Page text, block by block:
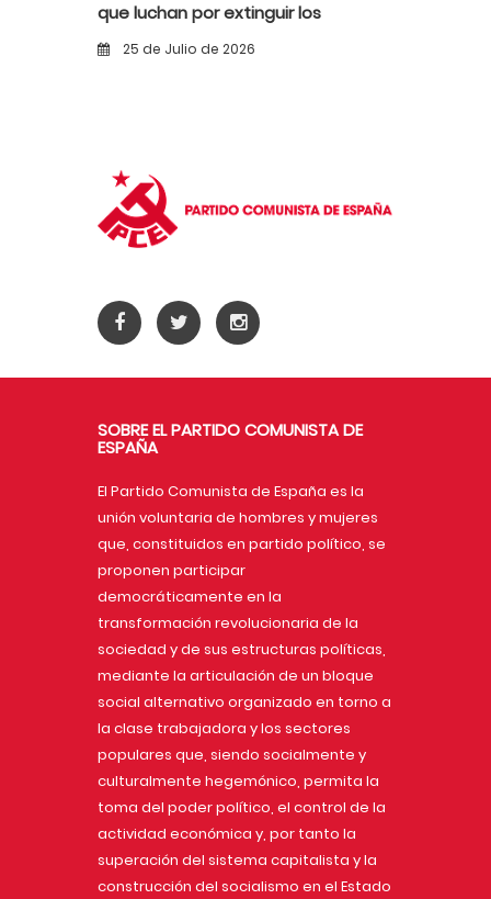
que luchan por extinguir los
incendios
25 de Julio de 2026
SOBRE EL PARTIDO COMUNISTA DE
ESPAÑA
El Partido Comunista de España es la
unión voluntaria de hombres y mujeres
que, constituidos en partido político, se
proponen participar
democráticamente en la
transformación revolucionaria de la
sociedad y de sus estructuras políticas,
mediante la articulación de un bloque
social alternativo organizado en torno a
la clase trabajadora y los sectores
populares que, siendo socialmente y
culturalmente hegemónico, permita la
toma del poder político, el control de la
actividad económica y, por tanto la
superación del sistema capitalista y la
construcción del socialismo en el Estado